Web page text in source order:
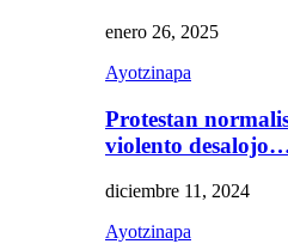
enero 26, 2025
Ayotzinapa
Protestan
violento
diciembre 11, 2024
Ayotzinapa